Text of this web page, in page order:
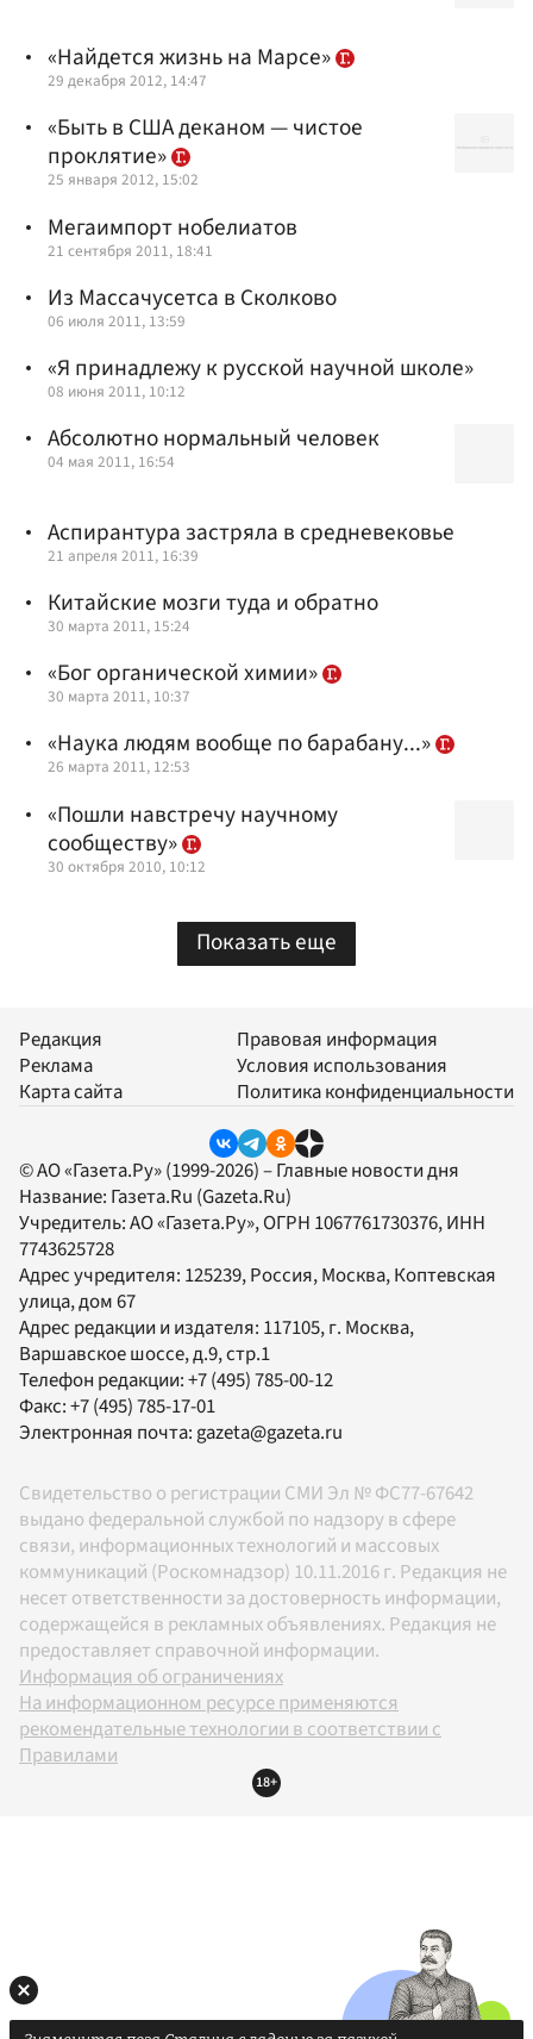
«Найдется жизнь на Марсе»
29 декабря 2012, 14:47
«Быть в США деканом — чистое
проклятие»
25 января 2012, 15:02
Мегаимпорт нобелиатов
21 сентября 2011, 18:41
Из Массачусетса в Сколково
06 июля 2011, 13:59
«Я принадлежу к русской научной школе»
08 июня 2011, 10:12
Абсолютно нормальный человек
04 мая 2011, 16:54
Аспирантура застряла в средневековье
21 апреля 2011, 16:39
Китайские мозги туда и обратно
30 марта 2011, 15:24
«Бог органической химии»
30 марта 2011, 10:37
«Наука людям вообще по барабану...»
26 марта 2011, 12:53
«Пошли навстречу научному
сообществу»
30 октября 2010, 10:12
Показать еще
Редакция
Реклама
Карта сайта
Правовая информация
Условия использования
Политика конфиденциальности
© АО «Газета.Ру» (1999-2026) – Главные новости дня
Название: Газета.Ru (Gazeta.Ru)
Учредитель:АО «Газета.Ру», ОГРН 1067761730376, ИНН
7743625728
Адрес учредителя: 125239, Россия, Москва, Коптевская
улица, дом 67
Адрес редакции и издателя: 117105, г. Москва,
Варшавское шоссе, д.9, стр.1
Телефон редакции:+7 (495) 785-00-12
Факс:+7 (495) 785-17-01
Электронная почта:gazeta@gazeta.ru
Свидетельство о регистрации СМИ Эл № ФС77-67642
выдано федеральной службой по надзору в сфере
связи, информационных технологий и массовых
коммуникаций (Роскомнадзор) 10.11.2016 г. Редакция не
несет ответственности за достоверность информации,
содержащейся в рекламных объявлениях. Редакция не
предоставляет справочной информации.
Информация об ограничениях
На информационном ресурсе применяются
рекомендательные технологии в соответствии с
Правилами
18+